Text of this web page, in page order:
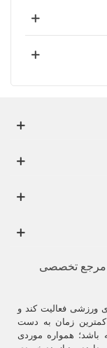
مرجع تخصصی
ورزشی فعالیت کند و
کمترین زمان به دست
باشد؛ همواره موردی